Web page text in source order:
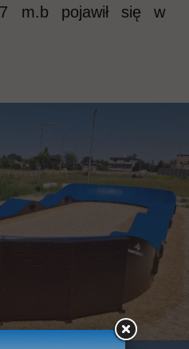
m.b pojawił się w